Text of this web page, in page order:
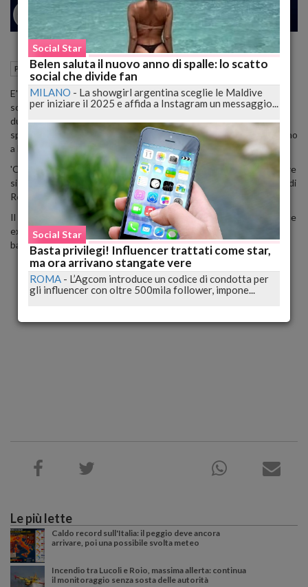
MILANO 24 26
Paparazzate! 27 Luglio 2016 07:26
E' un'estate da ex per Ambra Angiolini e Francesco Renga, che si
sono separati sette mesi fa dopo undici anni di vita in comune e
due figli. Ora lei ha una relazione con l'ex modello e agente di
spettacolo Lorenzo Quaglia, mentre il cantante è legato da un anno
a Diana Polini.
'Chi' pubblica le immagini della nuova vita dei due ex: Ambra mentre
si scambia effusioni e tenerezze con il nuovo compagno per le vie di
Roma, e Renga immortalato in vacanza con la sua compagna.
Il settimanale diretto da Alfonso Signorini rivela anche che tra i due
ex compagni è tornato il sereno, anche per il bene dei loro due
bambini, Jolanda e Leonardo.
Le più lette
Caldo record sull'Italia: il peggio deve ancora
arrivare, poi una possibile svolta meteo
Incendio tra Lucoli e Roio, massima allerta: continua
il monitoraggio senza sosta delle autorità
Social Star
Belen saluta il nuovo anno di spalle: lo scatto
social che divide fan
MILANO - La showgirl argentina sceglie le Maldive
per iniziare il 2025 e affida a Instagram un messaggio...
Social Star
Basta privilegi! Influencer trattati come star,
ma ora arrivano stangate vere
ROMA - L’Agcom introduce un codice di condotta per
gli influencer con oltre 500mila follower, impone...